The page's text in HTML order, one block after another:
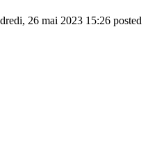
26 mai 2023 15:26 posted